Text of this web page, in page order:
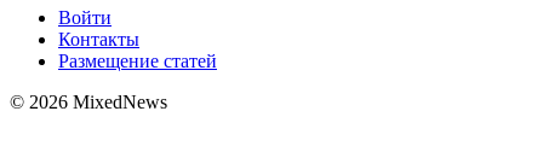
Войти
Контакты
Размещение статей
© 2026 MixedNews